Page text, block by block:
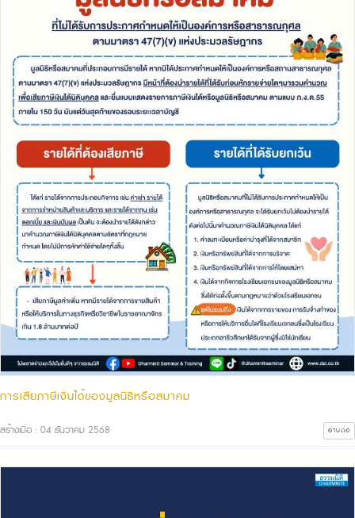
การเสียภาษีเงินได้ของมูลนิธิหรือสมาคม
สร้างเมื่อ : 04 ธันวาคม 2568 อ่านต่อ